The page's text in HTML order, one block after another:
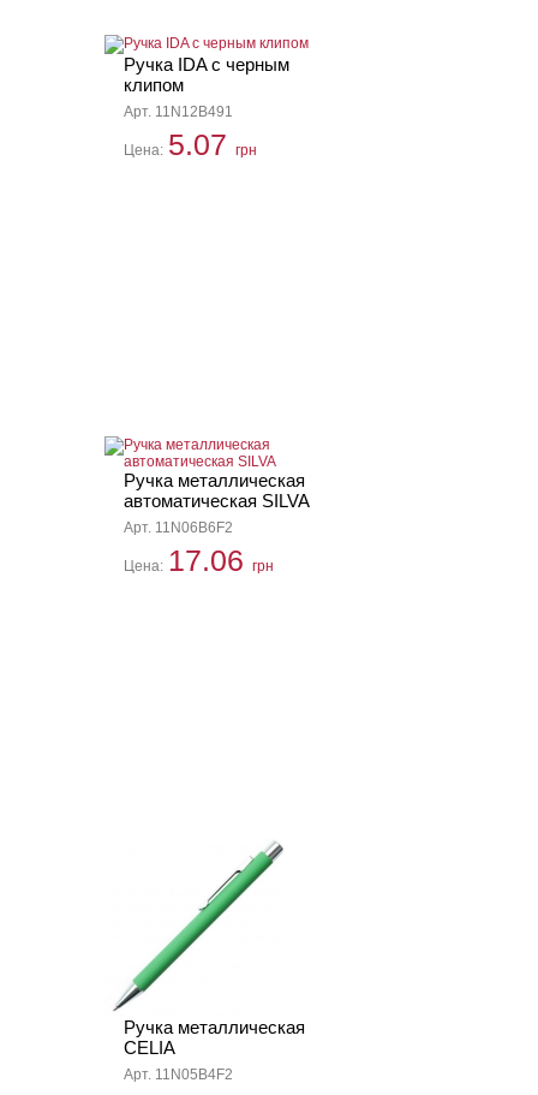
Ручка IDA с черным
клипом
Арт. 11N12B491
Цена: 5.07 грн
Ручка металлическая
автоматическая SILVA
Арт. 11N06B6F2
Цена: 17.06 грн
Ручка металлическая
CELIA
Арт. 11N05B4F2